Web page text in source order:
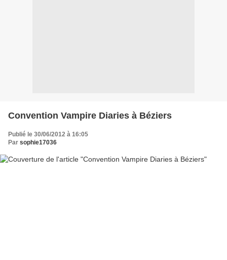
Convention Vampire Diaries à Béziers
Publié le 30/06/2012 à 16:05
Par sophie17036